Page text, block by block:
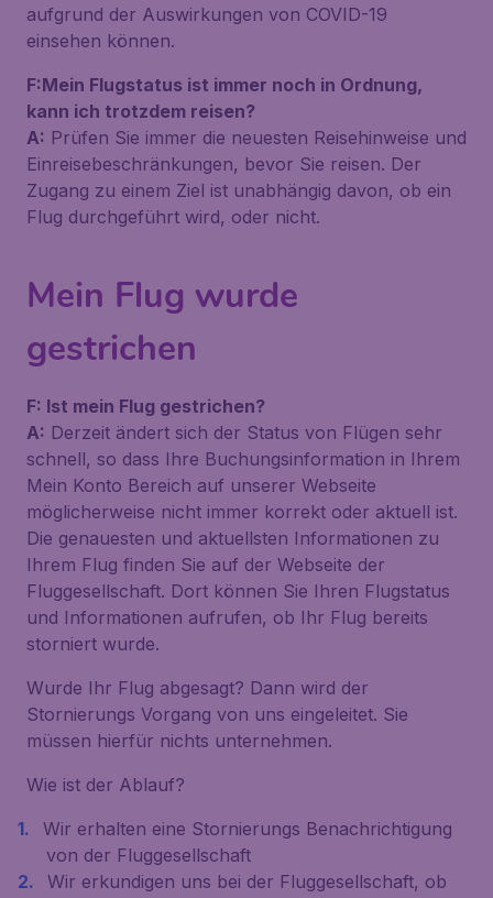
aufgrund der Auswirkungen von COVID-19
einsehen können.
F:Mein Flugstatus ist immer noch in Ordnung,
kann ich trotzdem reisen?
A: Prüfen Sie immer die neuesten Reisehinweise und
Einreisebeschränkungen, bevor Sie reisen. Der
Zugang zu einem Ziel ist unabhängig davon, ob ein
Flug durchgeführt wird, oder nicht.
Mein Flug wurde
gestrichen
F: Ist mein Flug gestrichen?
A: Derzeit ändert sich der Status von Flügen sehr
schnell, so dass Ihre Buchungsinformation in Ihrem
Mein Konto Bereich auf unserer Webseite
möglicherweise nicht immer korrekt oder aktuell ist.
Die genauesten und aktuellsten Informationen zu
Ihrem Flug finden Sie auf der Webseite der
Fluggesellschaft. Dort können Sie Ihren Flugstatus
und Informationen aufrufen, ob Ihr Flug bereits
storniert wurde.
Wurde Ihr Flug abgesagt? Dann wird der
Stornierungs Vorgang von uns eingeleitet. Sie
müssen hierfür nichts unternehmen.
Wie ist der Ablauf?
Wir erhalten eine Stornierungs Benachrichtigung
von der Fluggesellschaft
Wir erkundigen uns bei der Fluggesellschaft, ob